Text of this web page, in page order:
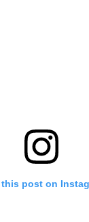
this post on